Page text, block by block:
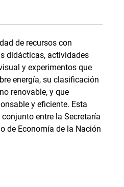
de recursos con
didácticas, actividades
y experimentos que
energía, su clasificación
renovable, y que
y eficiente. Esta
entre la Secretaría
de Economía de la Nación